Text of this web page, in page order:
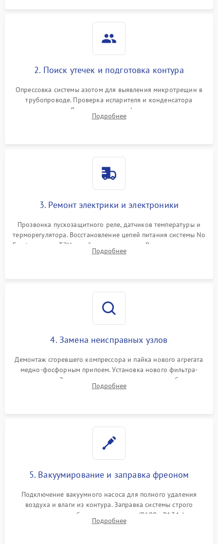
1800 ₽
2. Поиск утечек и подготовка контура
Опрессовка системы азотом для выявления микротрещин в
трубопроводе. Проверка испарителя и конденсатора
течеискателем. Демонтаж старого фильтра-осушителя и
продувка капиллярной трубки для устранения засоров.
Подробнее
3. Ремонт электрики и электроники
Прозвонка пускозащитного реле, датчиков температуры и
терморегулятора. Восстановление цепей питания системы No
Frost, включая ТЭН оттайки и вентилятор. Ремонт или замена
платы управления при сбоях алгоритмов.
Подробнее
4. Замена неисправных узлов
Демонтаж сгоревшего компрессора и пайка нового агрегата
медно-фосфорным припоем. Установка нового фильтра-
осушителя. Замена изношенных вентиляторов обдува,
сломанных заслонок или поврежденных дверных петель.
Подробнее
5. Вакуумирование и заправка фреоном
Подключение вакуумного насоса для полного удаления
воздуха и влаги из контура. Заправка системы строго
дозированным объемом хладагента (R600a, R134a) по
электронным весам. Контроль рабочего давления в системе.
Подробнее